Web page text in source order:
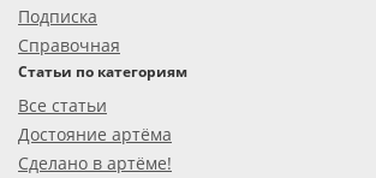
Подписка
Справочная
Статьи по категориям
Все статьи
Достояние артёма
Сделано в артёме!